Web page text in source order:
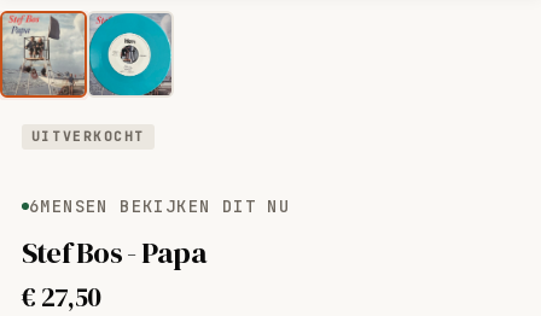
UITVERKOCHT
6MENSEN BEKIJKEN DIT NU
Stef Bos - Papa
€ 27,50